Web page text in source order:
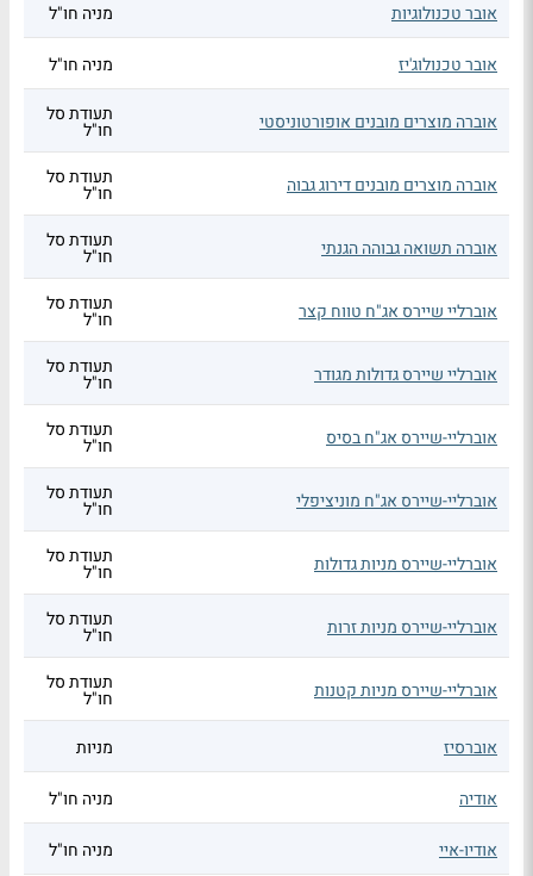
אובר טכנולוגיות מניה חו"ל
אובר טכנולוג'יז מניה חו"ל
אוברה מוצרים מובנים אופורטוניסטי תעודת סל
חו"ל
אוברה מוצרים מובנים דירוג גבוה תעודת סל
חו"ל
אוברה תשואה גבוהה הגנתי תעודת סל
חו"ל
אוברליי שיירס אג"ח טווח קצר תעודת סל
חו"ל
אוברליי שיירס גדולות מגודר תעודת סל
חו"ל
אוברליי-שיירס אג"ח בסיס תעודת סל
חו"ל
אוברליי-שיירס אג"ח מוניציפלי תעודת סל
חו"ל
אוברליי-שיירס מניות גדולות תעודת סל
חו"ל
אוברליי-שיירס מניות זרות תעודת סל
חו"ל
אוברליי-שיירס מניות קטנות תעודת סל
חו"ל
אוברסיז
מניות
אודיה מניה חו"ל
אודיו-איי מניה חו"ל